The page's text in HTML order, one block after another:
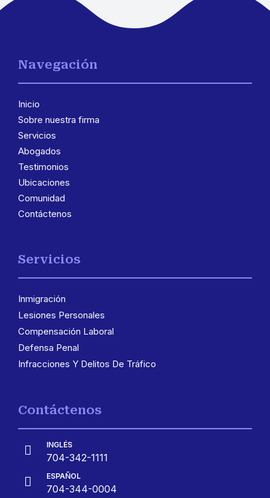
Navegación
Inicio
Sobre nuestra firma
Servicios
Abogados
Testimonios
Ubicaciones
Comunidad
Contáctenos
Servicios
Inmigración
Lesiones Personales
Compensación Laboral
Defensa Penal
Infracciones Y Delitos De Tráfico
Contáctenos
 INGLÉS
704-342-1111
 ESPAÑOL
704-344-0004